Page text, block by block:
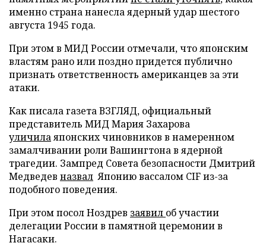
именно страна нанесла ядерный удар шестого
августа 1945 года.
При этом в МИД России отмечали, что японским
властям рано или поздно придется публично
признать ответственность американцев за эти
атаки.
Как писала газета ВЗГЛЯД, официальный
представитель МИД Мария Захарова
уличилаяпонских чиновников в намеренном
замалчивании роли Вашингтона в ядерной
трагедии. Зампред Совета безопасности Дмитрий
Медведев назвал Японию вассалом CIF из-за
подобного поведения.
При этом посол Ноздрев заявил об участии
делегации России в памятной церемонии в
Нагасаки.